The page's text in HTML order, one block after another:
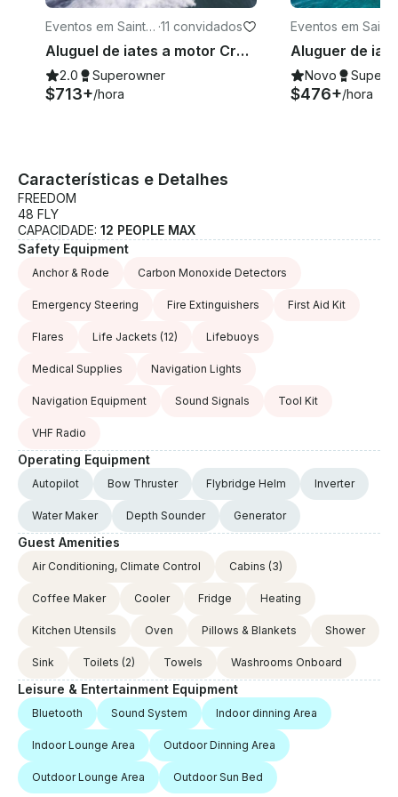
Eventos em Saint-J
ean-Cap-Ferrat
·11 convidados
Aluguel de iates a motor Cranchi 44 na Riviera Francesa, França, para 11 pessoas
2.0 Superowner
$713+/hora
Eventos em
ean-Cap-Ferrat
Novo
$476+/hora
Características e Detalhes
FREEDOM
48 FLY
CAPACIDADE: 12 PEOPLE MAX
Safety Equipment
Anchor & Rode Carbon Monoxide Detectors
Emergency Steering Fire Extinguishers First Aid Kit
Flares Life Jackets (12) Lifebuoys
Medical Supplies Navigation Lights
Navigation Equipment Sound Signals Tool Kit
VHF Radio
Operating Equipment
Autopilot Bow Thruster Flybridge Helm Inverter
Water Maker Depth Sounder Generator
Guest Amenities
Air Conditioning, Climate Control Cabins (3)
Coffee Maker Cooler Fridge Heating
Kitchen Utensils Oven Pillows & Blankets Shower
Sink Toilets (2) Towels Washrooms Onboard
Leisure & Entertainment Equipment
Bluetooth Sound System Indoor dinning Area
Indoor Lounge Area Outdoor Dinning Area
Outdoor Lounge Area Outdoor Sun Bed